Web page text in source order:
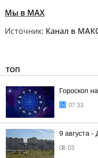
Мы в MAX
Источник: Канал в
ТОП
Гороскоп
07:33
9 августа -
08:03